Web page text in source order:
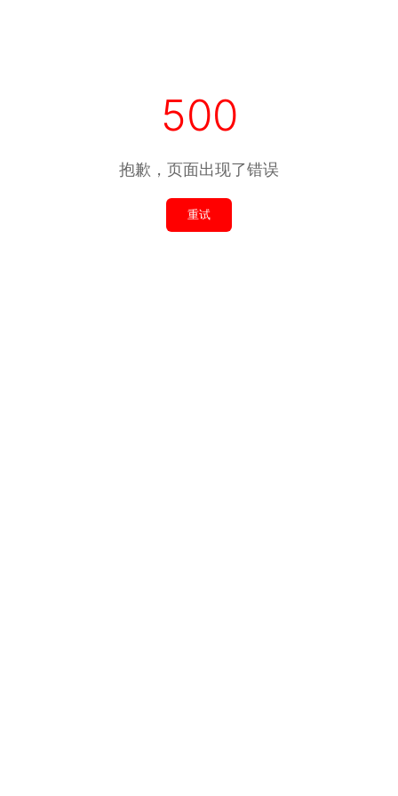
500
抱歉，页面出现了错误
重试